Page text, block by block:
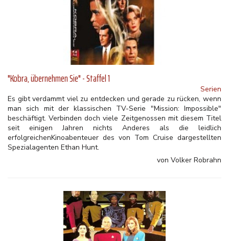
"Kobra, übernehmen Sie" - Staffel 1
Serien
Es gibt verdammt viel zu entdecken und gerade zu rücken, wenn
man sich mit der klassischen TV-Serie "Mission: Impossible"
beschäftigt. Verbinden doch viele Zeitgenossen mit diesem Titel
seit einigen Jahren nichts Anderes als die leidlich
erfolgreichenKinoabenteuer des von Tom Cruise dargestellten
Spezialagenten Ethan Hunt.
von Volker Robrahn